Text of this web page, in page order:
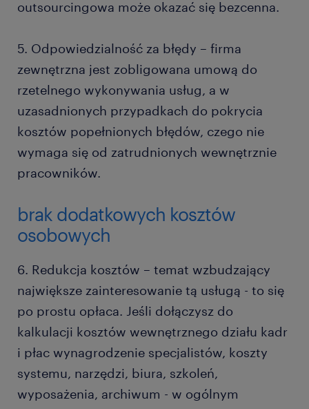
outsourcingowa może okazać się bezcenna.
5. Odpowiedzialność za błędy – firma
zewnętrzna jest zobligowana umową do
rzetelnego wykonywania usług, a w
uzasadnionych przypadkach do pokrycia
kosztów popełnionych błędów, czego nie
wymaga się od zatrudnionych wewnętrznie
pracowników.
brak dodatkowych kosztów
osobowych
6. Redukcja kosztów – temat wzbudzający
największe zainteresowanie tą usługą - to się
po prostu opłaca. Jeśli dołączysz do
kalkulacji kosztów wewnętrznego działu kadr
i płac wynagrodzenie specjalistów, koszty
systemu, narzędzi, biura, szkoleń,
wyposażenia, archiwum - w ogólnym